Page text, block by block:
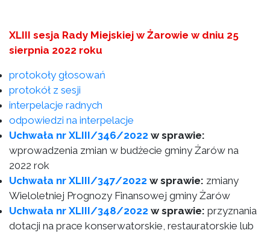
XLIII sesja Rady Miejskiej w Żarowie w dniu 25
sierpnia 2022 roku
protokoły głosowań
protokół z sesji
interpelacje radnych
odpowiedzi na interpelacje
Uchwała nr XLIII/346/2022 w sprawie:
wprowadzenia zmian w budżecie gminy Żarów na
2022 rok
Uchwała nr XLIII/347/2022 w sprawie: zmiany
Wieloletniej Prognozy Finansowej gminy Żarów
Uchwała nr XLIII/348/2022 w sprawie: przyznania
dotacji na prace konserwatorskie, restauratorskie lub